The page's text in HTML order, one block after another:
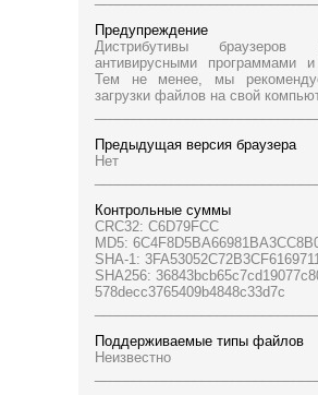
Предупреждение
Дистрибутивы браузеров
антивирусными программами
Тем не менее, мы
загрузки файлов на свой
Предыдущая версия браузера
Нет
Контрольные суммы
CRC32: C6D79FCC
MD5:
SHA-1:
SHA256:
578decc3765409b4848c33d7c
Поддерживаемые типы файлов
Неизвестно